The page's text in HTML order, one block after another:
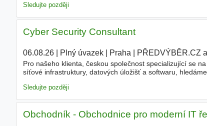
Sledujte později
Cyber Security Consultant
06.08.26| Plný úvazek| Praha PŘEDVÝBĚR.CZ
Pro našeho klienta, českou společnost specializující se
síťové infrastruktury, datových úložišť a softwaru,
Sledujte později
Obchodník - Obchodnice pro moderní IT